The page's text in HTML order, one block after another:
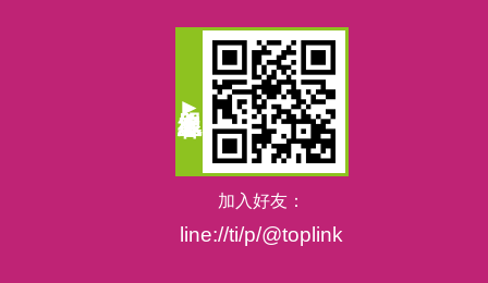
加入好友：
line://ti/p/@toplink